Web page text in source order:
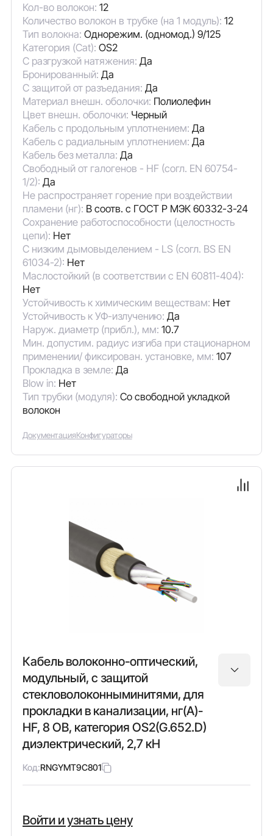
Кол-во волокон: 12
Количество волокон в трубке (на 1 модуль): 12
Тип волокна: Однорежим. (одномод.) 9/125
Категория (Cat): OS2
С разгрузкой натяжения: Да
Бронированный: Да
С защитой от разъедания: Да
Материал внешн. оболочки: Полиолефин
Цвет внешн. оболочки: Черный
Кабель с продольным уплотнением: Да
Кабель с радиальным уплотнением: Да
Кабель без металла: Да
Свободный от галогенов - HF (согл. EN 60754-
1/2): Да
Не распространяет горение при воздействии
пламени (нг): В соотв. с ГОСТ Р МЭК 60332-3-24
Сохранение работоспособности (целостность
цепи): Нет
С низким дымовыделением - LS (согл. BS EN
61034-2): Нет
Маслостойкий (в соответствии с EN 60811-404):
Нет
Устойчивость к химическим веществам: Нет
Устойчивость к УФ-излучению: Да
Наруж. диаметр (прибл.), мм: 10.7
Мин. допустим. радиус изгиба при стационарном
применении/ фиксирован. установке, мм: 107
Прокладка в земле: Да
Blow in: Нет
Тип трубки (модуля): Со свободной укладкой
волокон
ДокументацияКонфигураторы
Кабель волоконно-оптический,
модульный, с защитой
стекловолоконныминитями, для
прокладки в канализации, нг(А)-
HF, 8 ОВ, категория OS2(G.652.D)
диэлектрический, 2,7 кН
Код:RNGYMT9C801
Войти и узнать цену